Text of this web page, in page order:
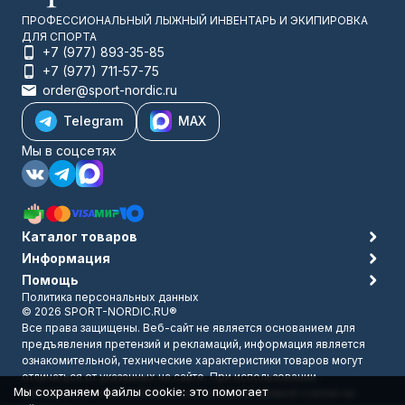
ПРОФЕССИОНАЛЬНЫЙ ЛЫЖНЫЙ ИНВЕНТАРЬ И ЭКИПИРОВКА
ДЛЯ СПОРТА
+7 (977) 893-35-85
+7 (977) 711-57-75
order@sport-nordic.ru
Telegram
MAX
Мы в соцсетях
Каталог товаров
Информация
Помощь
Политика персональных данных
© 2026 SPORT-NORDIC.RU®
Все права защищены. Веб-сайт не является основанием для
предъявления претензий и рекламаций, информация является
ознакомительной, технические характеристики товаров могут
отличаться от указанных на сайте. При использовании
материалов с сайта обязательно указание прямой ссылки на
Мы сохраняем файлы cookie: это помогает